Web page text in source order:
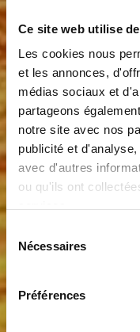
Ce site web utilise
Les cookies nous
et les annonces,
médias sociaux et
partageons
notre site avec nos
publicité et
avec d'autres
ou qu'ils ont
Sélection
Nécessaires
Préférences